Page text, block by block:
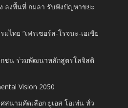
ลงพื้นที่ กมลา รับฟังปัญหาขยะ
ไทย “เฟรเซอร์ส-โรจนะ-เอเชีย
กชน ร่วมพัฒนาหลักสูตรโลจิสติ
Vision 2050
ศสนามคัดเลือก ยูเอส โอเพ่น ทั่ว